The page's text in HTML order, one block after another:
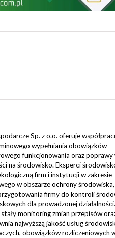
Sp. z o.o. oferuje
wypełniania obowiązków
funkcjonowania oraz poprawy
na środowisko. Eksperci
firm i instytucji w zakresie
w obszarze ochrony środowiska,
firmy do kontroli
dla prowadzonej
monitoring zmian przepisów
najwyższą jakość usług
obowiązków rozliczeniowych